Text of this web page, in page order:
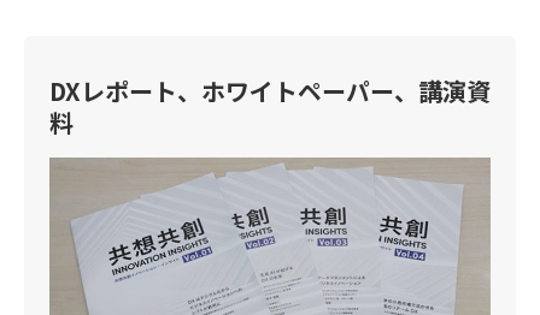
DXレポート、ホワイトペーパー、講演資
料